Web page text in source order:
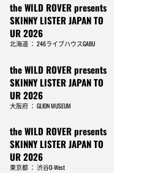
the WILD ROVER presents
SKINNY LISTER JAPAN TO
UR 2026
北海道： 246ライブハウスGABU
the WILD ROVER presents
SKINNY LISTER JAPAN TO
UR 2026
大阪府： GLION MUSEUM
the WILD ROVER presents
SKINNY LISTER JAPAN TO
UR 2026
東京都： 渋谷O-West